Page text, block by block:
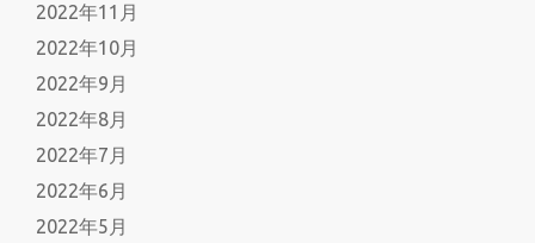
2022年11月
2022年10月
2022年9月
2022年8月
2022年7月
2022年6月
2022年5月